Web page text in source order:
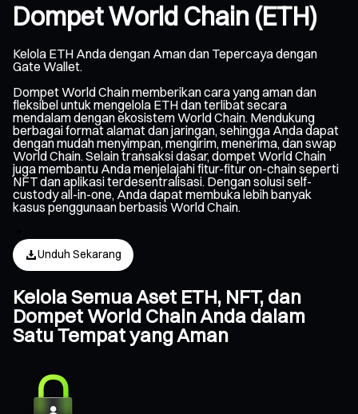
Dompet World Chain (ETH)
Kelola ETH Anda dengan Aman dan Tepercaya dengan
Gate Wallet.
Dompet World Chain memberikan cara yang aman dan
fleksibel untuk mengelola ETH dan terlibat secara
mendalam dengan ekosistem World Chain. Mendukung
berbagai format alamat dan jaringan, sehingga Anda dapat
dengan mudah menyimpan, mengirim, menerima, dan swap
World Chain. Selain transaksi dasar, dompet World Chain
juga membantu Anda menjelajahi fitur-fitur on-chain seperti
NFT dan aplikasi terdesentralisasi. Dengan solusi self-
custody all-in-one, Anda dapat membuka lebih banyak
kasus penggunaan berbasis World Chain.
Unduh Sekarang
Kelola Semua Aset ETH, NFT, dan
Dompet World Chain Anda dalam
Satu Tempat yang Aman